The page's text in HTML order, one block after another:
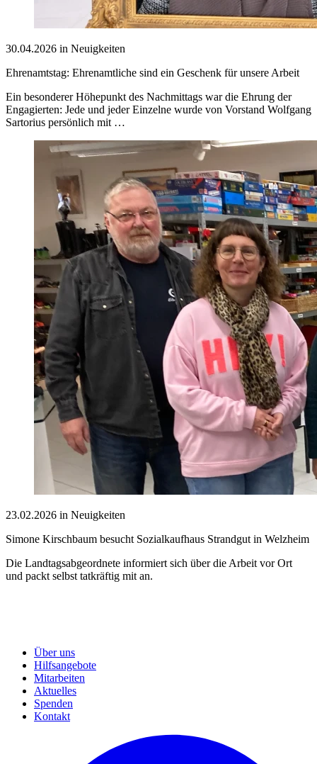
30.04.2026 in Neuigkeiten
Ehrenamtstag: Ehrenamtliche sind ein Geschenk für unsere Arbeit
Ein besonderer Höhepunkt des Nachmittags war die Ehrung der
Engagierten: Jede und jeder Einzelne wurde von Vorstand Wolfgang
Sartorius persönlich mit …
23.02.2026 in Neuigkeiten
Simone Kirschbaum besucht Sozialkaufhaus Strandgut in Welzheim
Die Landtagsabgeordnete informiert sich über die Arbeit vor Ort
und packt selbst tatkräftig mit an.
Über uns
Hilfsangebote
Mitarbeiten
Aktuelles
Spenden
Kontakt